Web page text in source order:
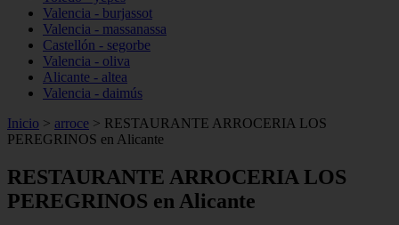
Valencia - burjassot
Valencia - massanassa
Castellón - segorbe
Valencia - oliva
Alicante - altea
Valencia - daimús
Inicio > arroce > RESTAURANTE ARROCERIA LOS
PEREGRINOS en Alicante
RESTAURANTE ARROCERIA LOS
PEREGRINOS en Alicante